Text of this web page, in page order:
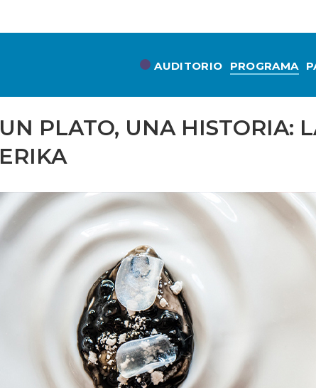
AUDITORIO PROGRAMA
UN PLATO, UNA HISTORIA:
ERIKA